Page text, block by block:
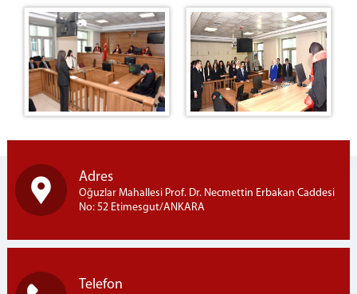
Kahramankazan Adliyesi
Nallıhan Adliyesi
İLÇELER
Etimesgut İlçesi
Ayaş İlçesi
İLETİŞİM
Kurumsal Kimlik
İletişim ve Ulaşım
Adres
Oğuzlar Mahallesi Prof. Dr. Necmettin Erbakan Caddesi
No: 52 Etimesgut/ANKARA
Telefon